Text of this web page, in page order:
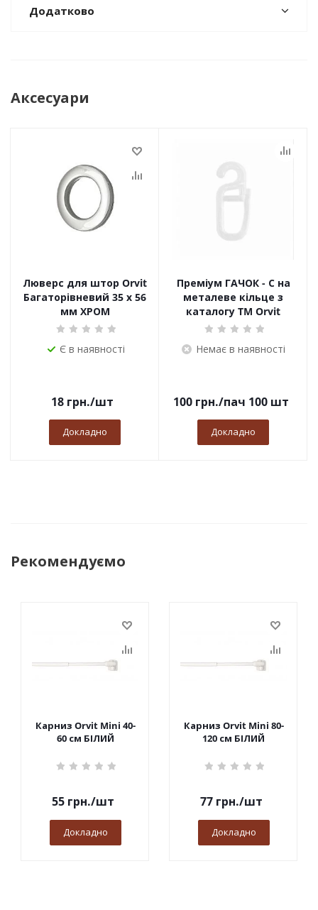
Додатково
Аксесуари
Люверс для штор Orvit
Багаторівневий 35 х 56
мм ХРОМ
Є в наявності
18 грн./шт
Докладно
Преміум ГАЧОК - С на
металеве кільце з
каталогу TM Orvit
Немає в наявності
100грн./пач 100 шт
Докладно
Рекомендуємо
Карниз Orvit Mini 40-
60 см БІЛИЙ
55грн./шт
Докладно
Карниз Orvit Mini 80-
120 см БІЛИЙ
77грн./шт
Докладно